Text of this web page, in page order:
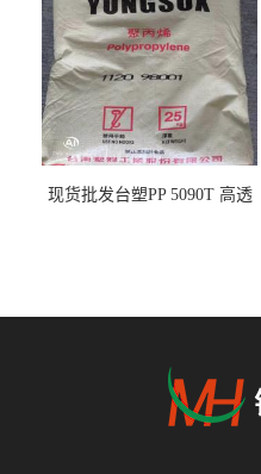
现货批发台塑PP 5090T 高透